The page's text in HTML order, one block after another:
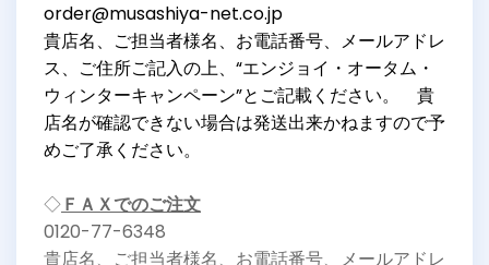
order@musashiya-net.co.jp
貴店名、ご担当者様名、お電話番号、メールアドレ
ス、ご住所ご記入の上、“エンジョイ・オータム・
ウィンターキャンペーン”とご記載ください。 貴
店名が確認できない場合は発送出来かねますので予
めご了承ください。
◇Ｆ ＡＸでのご注文
0120-77-6348
貴店名、ご担当者様名、お電話番号、メールアドレ